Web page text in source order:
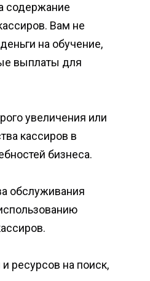
содержание
Вам не
на обучение,
выплаты для
увеличения или
кассиров в
бизнеса.
обслуживания
ресурсов на поиск,